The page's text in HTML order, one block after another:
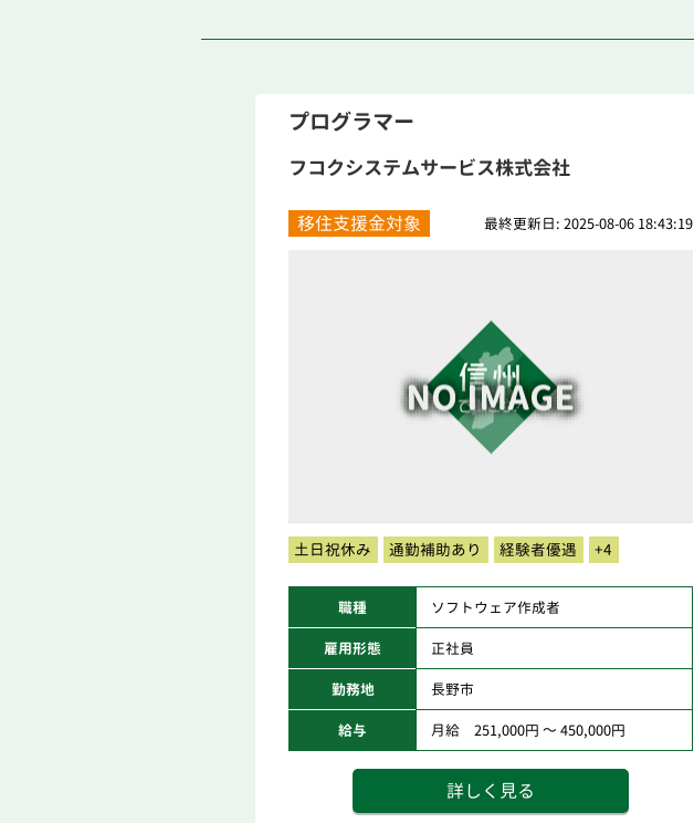
プログラマー
フコクシステムサービス株式会社
移住支援金対象 最終更新日: 2025-08-06 18:43:19
土日祝休み 通勤補助あり 経験者優遇 +4
職種 ソフトウェア作成者
雇用形態 正社員
勤務地 長野市
給与 月給 251,000円 ～ 450,000円
詳しく見る